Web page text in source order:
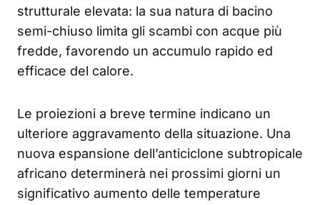
strutturale elevata: la sua natura di bacino
semi-chiuso limita gli scambi con acque più
fredde, favorendo un accumulo rapido ed
efficace del calore.
Le proiezioni a breve termine indicano un
ulteriore aggravamento della situazione. Una
nuova espansione dell’anticiclone subtropicale
africano determinerà nei prossimi giorni un
significativo aumento delle temperature